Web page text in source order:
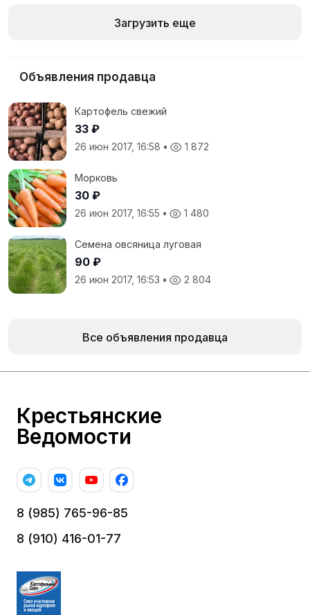
Загрузить еще
Объявления продавца
Картофель свежий
33 ₽
26 июн 2017, 16:58 • 1 872
Морковь
30 ₽
26 июн 2017, 16:55 • 1 480
Семена овсяница луговая
90 ₽
26 июн 2017, 16:53 • 2 804
Все объявления продавца
Крестьянские
Ведомости
8 (985) 765-96-85
8 (910) 416-01-77